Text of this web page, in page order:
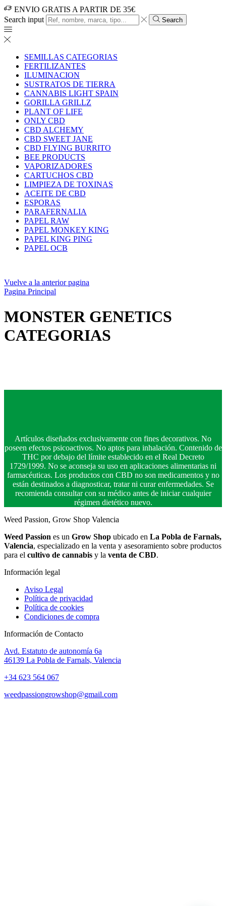
ENVIO GRATIS A PARTIR DE 35€
Search input
Search
SEMILLAS CATEGORIAS
FERTILIZANTES
ILUMINACION
SUSTRATOS DE TIERRA
CANNABIS LIGHT SPAIN
GORILLA GRILLZ
PLANT OF LIFE
ONLY CBD
CBD ALCHEMY
CBD SWEET JANE
CBD FLYING BURRITO
BEE PRODUCTS
VAPORIZADORES
CARTUCHOS CBD
LIMPIEZA DE TOXINAS
ACEITE DE CBD
ESPORAS
PARAFERNALIA
PAPEL RAW
PAPEL MONKEY KING
PAPEL KING PING
PAPEL OCB
Vuelve a la anterior pagina
Pagina Principal
MONSTER GENETICS
CATEGORIAS
Artículos diseñados exclusivamente con fines decorativos. No
poseen efectos psicoactivos. No aptos para inhalación. Contenido de
THC por debajo del límite establecido en el Real Decreto
1729/1999. No se aconseja su uso en aplicaciones alimentarias ni
farmacéuticas. Los productos con CBD no son medicamentos y no
están destinados a diagnosticar, tratar ni curar enfermedades. Se
recomienda consultar con su médico antes de iniciar cualquier
régimen dietético nuevo.
Weed Passion, Grow Shop Valencia
Weed Passion es un Grow Shop ubicado en La Pobla de Farnals,
Valencia, especializado en la venta y asesoramiento sobre productos
para el cultivo de cannabis y la venta de CBD.
Información legal
Aviso Legal
Política de privacidad
Política de cookies
Condiciones de compra
Información de Contacto
Avd. Estatuto de autonomía 6a
46139 La Pobla de Farnals, Valencia
+34 623 564 067
weedpassiongrowshop@gmail.com